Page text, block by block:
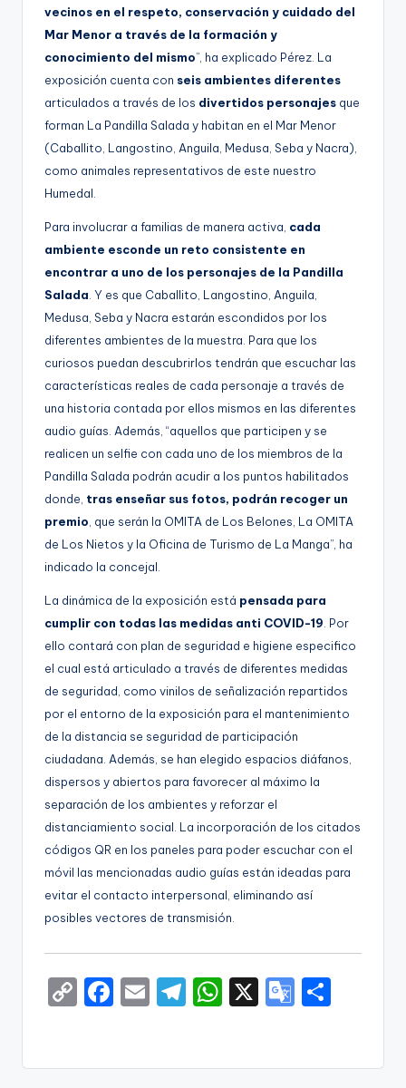
vecinos en el respeto, conservación y cuidado del
Mar Menor a través de la formación y
conocimiento del mismo”, ha explicado Pérez. La
exposición cuenta con seis ambientes diferentes
articulados a través de los divertidos personajes que
forman La Pandilla Salada y habitan en el Mar Menor
(Caballito, Langostino, Anguila, Medusa, Seba y Nacra),
como animales representativos de este nuestro
Humedal.
Para involucrar a familias de manera activa, cada
ambiente esconde un reto consistente en
encontrar a uno de los personajes de la Pandilla
Salada. Y es que Caballito, Langostino, Anguila,
Medusa, Seba y Nacra estarán escondidos por los
diferentes ambientes de la muestra. Para que los
curiosos puedan descubrirlos tendrán que escuchar las
características reales de cada personaje a través de
una historia contada por ellos mismos en las diferentes
audio guías. Además, “aquellos que participen y se
realicen un selfie con cada uno de los miembros de la
Pandilla Salada podrán acudir a los puntos habilitados
donde, tras enseñar sus fotos, podrán recoger un
premio, que serán la OMITA de Los Belones, La OMITA
de Los Nietos y la Oficina de Turismo de La Manga”, ha
indicado la concejal.
La dinámica de la exposición está pensada para
cumplir con todas las medidas anti COVID-19. Por
ello contará con plan de seguridad e higiene especifico
el cual está articulado a través de diferentes medidas
de seguridad, como vinilos de señalización repartidos
por el entorno de la exposición para el mantenimiento
de la distancia se seguridad de participación
ciudadana. Además, se han elegido espacios diáfanos,
dispersos y abiertos para favorecer al máximo la
separación de los ambientes y reforzar el
distanciamiento social. La incorporación de los citados
códigos QR en los paneles para poder escuchar con el
móvil las mencionadas audio guías están ideadas para
evitar el contacto interpersonal, eliminando así
posibles vectores de transmisión.
C
y
F
e
E
l
T
gr
W
ts
X
G
gl e